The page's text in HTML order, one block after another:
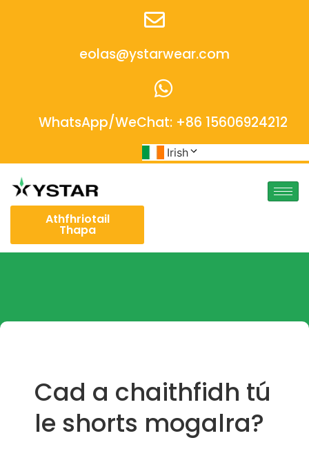
eolas@ystarwear.com
WhatsApp/WeChat: +86 15606924212
Irish
Athfhriotail
Thapa
Cad a chaithfidh tú
le shorts mogalra?